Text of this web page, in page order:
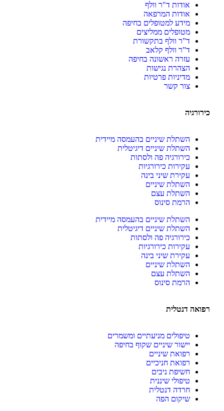
אודות ד"ר וולף
אודות המרפאה
מידע למטופלים בחיפה
מטופלים ממליצים
ד”ר וולף בתקשורת
ד”ר וולף קלאב
עזרה ראשונה בחיפה
הצהרת נגישות
מדיניות פרטיות
צור‬ קשר
כירורגיה
השתלת שיניים בהעמסה מיידית
השתלת שיניים דיגיטלית
כירורגיה פה ולסתות
עקירות כירורגיות
עקירת שיני בינה
השתלת שיניים
השתלת עצם
הרמת סינוס
השתלת שיניים בהעמסה מיידית
השתלת שיניים דיגיטלית
כירורגיה פה ולסתות
עקירות כירורגיות
עקירת שיני בינה
השתלת שיניים
השתלת עצם
הרמת סינוס
רפואה דנטלית
טיפולים מניעתיים ומשמרים
יישור שיניים שקוף בחיפה
רפואת שיניים
רפואת חניכיים
חשיפת ניבים
טיפולי שיננית
חרדה דנטלית
שיקום הפה